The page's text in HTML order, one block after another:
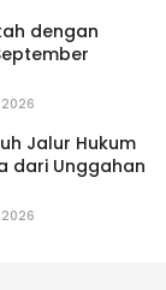
dengan
2026
Jalur Hukum
dari Unggahan
2026